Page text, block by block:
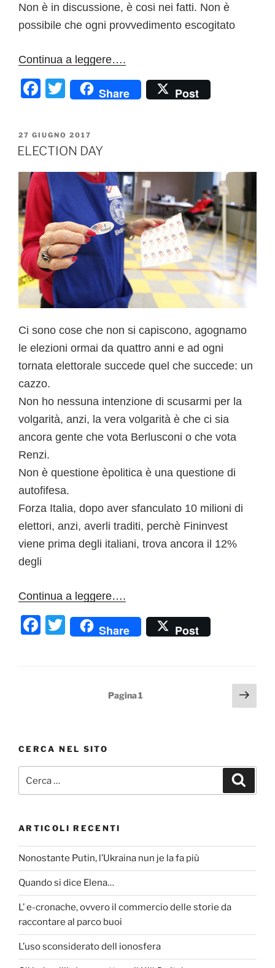
Non è in discussione, è cosi nei fatti. Non è
possibile che ogni provvedimento escogitato
Continua a leggere….
F
c
e
b
o
o
k
T
w
itt
er
Share Post
PUBBLICATO
IL
27 GIUGNO 2017
ELECTION DAY
Ci sono cose che non si capiscono, agognamo
le elezioni ormai da quattro anni e ad ogni
tornata elettorale succede quel che succede: un
cazzo.
Non ho nessuna intenzione di scusarmi per la
volgarità, anzi, la vera volgarità è che ci sia
ancora gente che vota Berlusconi o che vota
Renzi.
Non è questione èpolitica è una questione di
autofifesa.
Forza Italia, dopo aver sfanculato 10 milioni di
elettori, anzi, averli traditi, perchè Fininvest
viene prima degli italiani, trova ancora il 12%
degli
Continua a leggere….
F
o
k
T
w
Share Post
Pagina1
CERCA NEL SITO
ARTICOLI RECENTI
Nonostante Putin, l’Ukraina nun je la fa più
Quando si dice Elena…
L’ e-cronache, ovvero il commercio delle storie da
raccontare al parco buoi
L’uso sconsiderato dell ionosfera